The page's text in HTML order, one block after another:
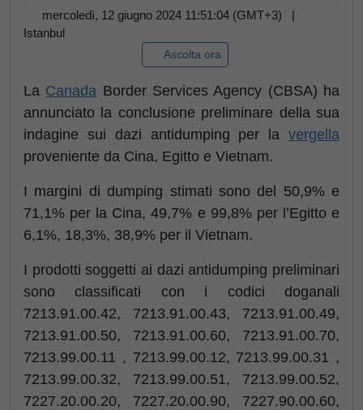
mercoledì, 12 giugno 2024 11:51:04 (GMT+3) |
Istanbul
Ascolta ora
La Canada Border Services Agency (CBSA) ha
annunciato la conclusione preliminare della sua
indagine sui dazi antidumping per la vergella
proveniente da Cina, Egitto e Vietnam.
I margini di dumping stimati sono del 50,9% e
71,1% per la Cina, 49,7% e 99,8% per l’Egitto e
6,1%, 18,3%, 38,9% per il Vietnam.
I prodotti soggetti ai dazi antidumping preliminari
sono classificati con i codici doganali
7213.91.00.42, 7213.91.00.43, 7213.91.00.49,
7213.91.00.50, 7213.91.00.60, 7213.91.00.70,
7213.99.00.11 , 7213.99.00.12, 7213.99.00.31 ,
7213.99.00.32, 7213.99.00.51, 7213.99.00.52,
7227.20.00.20, 7227.20.00.90, 7227.90.00.60,